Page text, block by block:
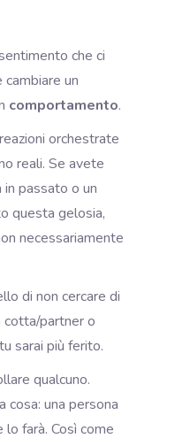
che ci
un
comportamento.
orchestrate
reali. Se avete
passato o un
questa gelosia,
necessariamente
di non cercare di
cotta/partner o
sarai più ferito.
qualcuno.
cosa: una persona
farà. Così come